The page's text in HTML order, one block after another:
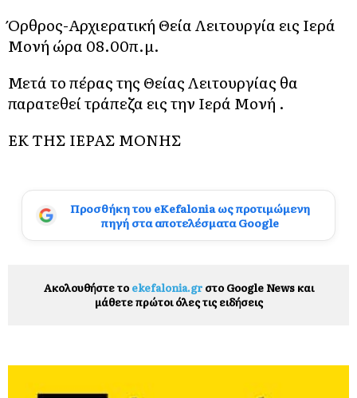
Όρθρος-Αρχιερατική Θεία Λειτουργία εις Ιερά
Μονή ώρα 08.00π.μ.
Μετά το πέρας της Θείας Λειτουργίας θα
παρατεθεί τράπεζα εις την Ιερά Μονή .
ΕΚ ΤΗΣ ΙΕΡΑΣ ΜΟΝΗΣ
Προσθήκη του eKefalonia ως προτιμώμενη
πηγή στα αποτελέσματα Google
Ακολουθήστε το ekefalonia.grστο Google News και
μάθετε πρώτοι όλες τις ειδήσεις